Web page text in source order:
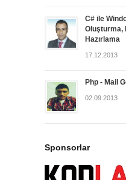
C# ile
Oluşturma,
Hazırlama
17.12.2013
Php - Mail
02.09.2013
Sponsorlar